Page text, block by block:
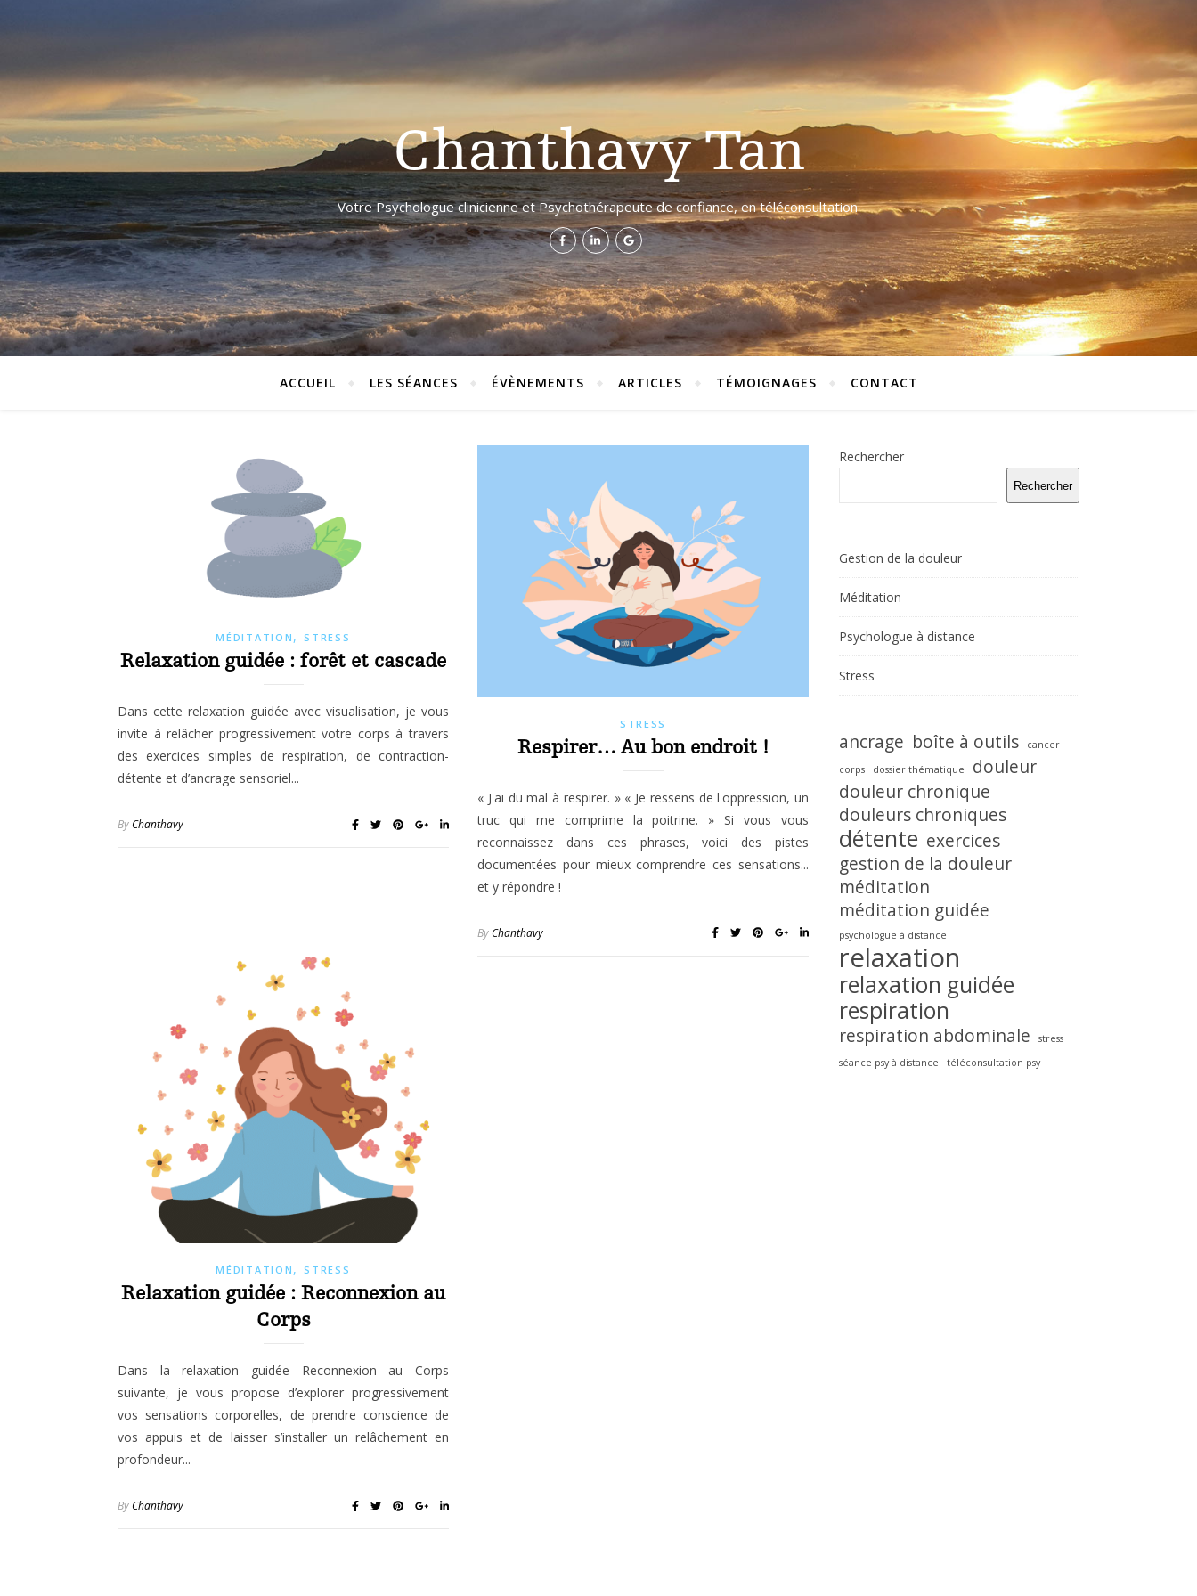
Chanthavy Tan
Votre Psychologue clinicienne et Psychothérapeute de confiance, en téléconsultation.
ACCUEIL LES SÉANCES ÉVÈNEMENTS ARTICLES TÉMOIGNAGES CONTACT
MÉDITATION ,STRESS
Relaxation guidée : forêt et cascade
Dans cette relaxation guidée avec visualisation, je vous
invite à relâcher progressivement votre corps à travers
des exercices simples de respiration, de contraction-
détente et d’ancrage sensoriel...
ByChanthavy
STRESS
Respirer… Au bon endroit !
« J'ai du mal à respirer. » « Je ressens de l'oppression, un
truc qui me comprime la poitrine. » Si vous vous
reconnaissez dans ces phrases, voici des pistes
documentées pour mieux comprendre ces sensations...
et y répondre !
ByChanthavy
MÉDITATION ,STRESS
Relaxation guidée : Reconnexion au
Corps
Dans la relaxation guidée Reconnexion au Corps
suivante, je vous propose d’explorer progressivement
vos sensations corporelles, de prendre conscience de
vos appuis et de laisser s’installer un relâchement en
profondeur...
ByChanthavy
Rechercher
Rechercher
Gestion de la douleur
Méditation
Psychologue à distance
Stress
ancrage boîte à outils
cancer
corps
dossier thématique
douleur
douleur chronique
douleurs chroniques
détente exercices
gestion de la douleur
méditation
méditation guidée
psychologue à distance
relaxation
relaxation guidée
respiration
respiration abdominale
stress
séance psy à distance
téléconsultation psy